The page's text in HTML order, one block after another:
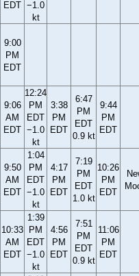
EDT −1.0
kt
9:00
PM
EDT
9:06
AM
EDT
12:24
PM
EDT
−1.0
kt
3:38
PM
EDT
6:47
PM
EDT
0.9 kt
9:44
PM
EDT
9:50
AM
EDT
1:04
PM
EDT
−1.0
kt
4:17
PM
EDT
7:19
PM
EDT
1.0 kt
10:26
PM
EDT
10:33
AM
EDT
1:39
PM
EDT
−1.0
kt
4:56
PM
EDT
7:51
PM
EDT
0.9 kt
11:06
PM
EDT